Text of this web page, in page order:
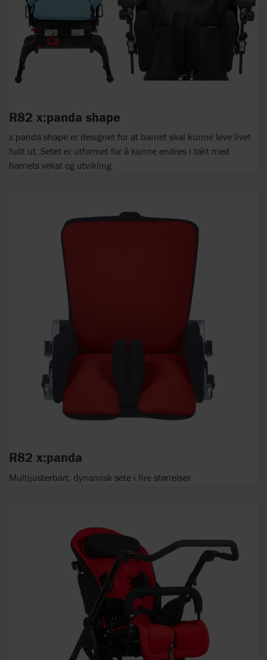
R82 x:panda shape
x:panda shape er designet for at barnet skal kunne leve livet
fullt ut. Setet er utformet for å kunne endres i takt med
barnets vekst og utvikling.
R82 x:panda
Multijusterbart, dynamisk sete i fire størrelser.